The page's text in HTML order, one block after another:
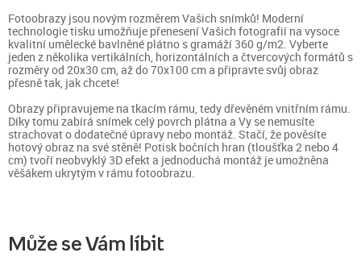
Fotoobrazy jsou novým rozměrem Vašich snímků! Moderní
technologie tisku umožňuje přenesení Vašich fotografií na vysoce
kvalitní umělecké bavlněné plátno s gramáží 360 g/m2. Vyberte
jeden z několika vertikálních, horizontálních a čtvercových formátů s
rozměry od 20x30 cm, až do 70x100 cm a připravte svůj obraz
přesně tak, jak chcete!
Obrazy připravujeme na tkacím rámu, tedy dřevěném vnitřním rámu.
Díky tomu zabírá snímek celý povrch plátna a Vy se nemusíte
strachovat o dodatečné úpravy nebo montáž. Stačí, že pověsíte
hotový obraz na své stěně! Potisk bočních hran (tloušťka 2 nebo 4
cm) tvoří neobvyklý 3D efekt a jednoduchá montáž je umožněna
věšákem ukrytým v rámu fotoobrazu.
Může se Vám líbit